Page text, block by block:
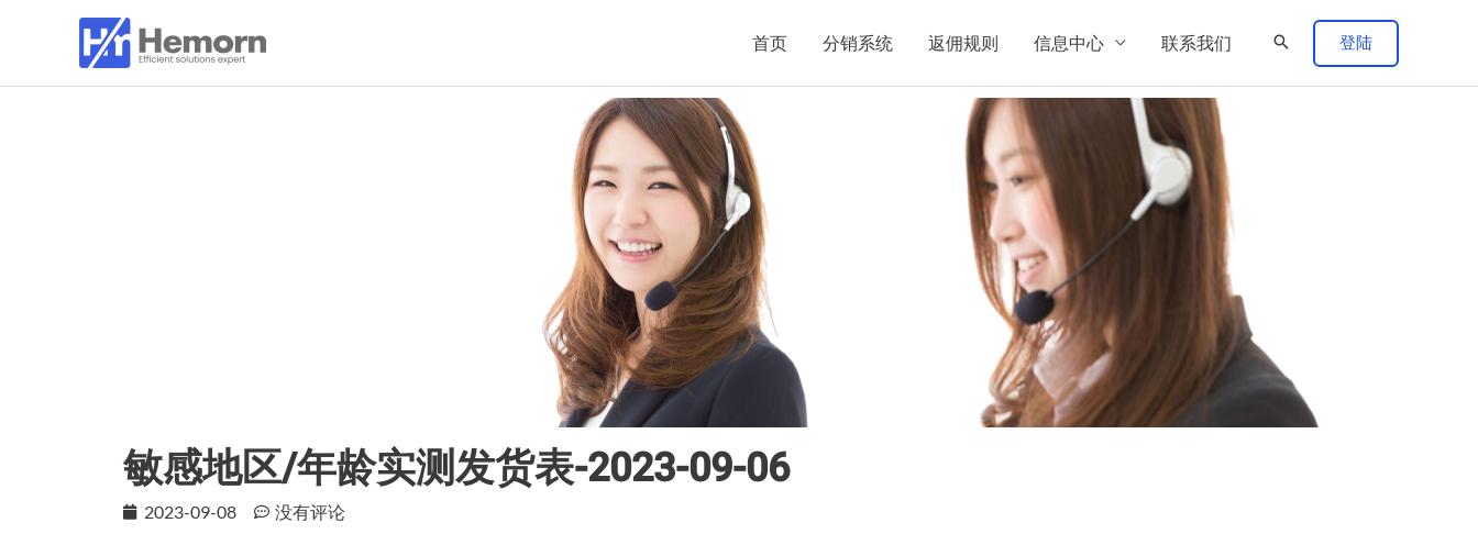
首页 分销系统 返佣规则 信息中心 联系我们 登陆
敏感地区/年龄实测发货表-2023-09-06
2023-09-08 没有评论